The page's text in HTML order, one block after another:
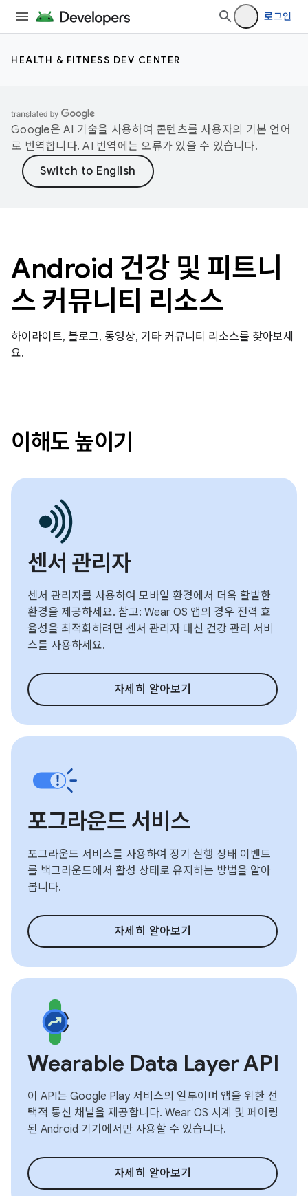
로그인
HEALTH & FITNESS DEV CENTER
Google은 AI 기술을 사용하여 콘텐츠를 사용자의 기본 언어
로 번역합니다. AI 번역에는 오류가 있을 수 있습니다.
Android 건강 및 피트니
스 커뮤니티 리소스
하이라이트, 블로그, 동영상, 기타 커뮤니티 리소스를 찾아보세
요.
이해도 높이기
센서 관리자
센서 관리자를 사용하여 모바일 환경에서 더욱 활발한
환경을 제공하세요. 참고: Wear OS 앱의 경우 전력 효
율성을 최적화하려면 센서 관리자 대신 건강 관리 서비
스를 사용하세요.
자세히 알아보기
포그라운드 서비스
포그라운드 서비스를 사용하여 장기 실행 상태 이벤트
를 백그라운드에서 활성 상태로 유지하는 방법을 알아
봅니다.
자세히 알아보기
Wearable Data Layer API
이 API는 Google Play 서비스의 일부이며 앱을 위한 선
택적 통신 채널을 제공합니다. Wear OS 시계 및 페어링
된 Android 기기에서만 사용할 수 있습니다.
자세히 알아보기